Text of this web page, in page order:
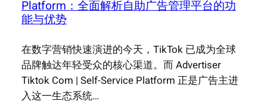
Platform：全面解析自助广告管理平台的功
能与优势
在数字营销快速演进的今天，TikTok 已成为全球
品牌触达年轻受众的核心渠道。而 Advertiser
Tiktok Com | Self-Service Platform 正是广告主进
入这一生态系统…